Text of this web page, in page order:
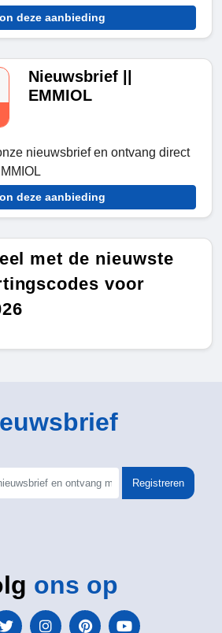
deze aanbieding
Nieuwsbrief ||
EMMIOL
nieuwsbrief en ontvang direct
deze aanbieding
met de nieuwste
voor
Registreren
ons op